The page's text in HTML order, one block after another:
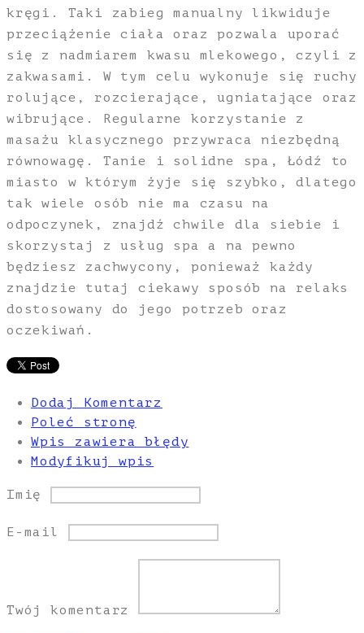
kręgi. Taki zabieg manualny likwiduje
przeciążenie ciała oraz pozwala uporać
się z nadmiarem kwasu mlekowego, czyli z
zakwasami. W tym celu wykonuje się ruchy
rolujące, rozcierające, ugniatające oraz
wibrujące. Regularne korzystanie z
masażu klasycznego przywraca niezbędną
równowagę. Tanie i solidne spa, Łódź to
miasto w którym żyje się szybko, dlatego
tak wiele osób nie ma czasu na
odpoczynek, znajdź chwile dla siebie i
skorzystaj z usług spa a na pewno
będziesz zachwycony, ponieważ każdy
znajdzie tutaj ciekawy sposób na relaks
dostosowany do jego potrzeb oraz
oczekiwań.
Dodaj Komentarz
Poleć stronę
Wpis zawiera błędy
Modyfikuj wpis
Imię
E-mail
Twój komentarz